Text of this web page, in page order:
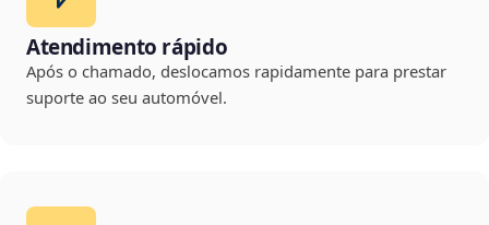
Atendimento rápido
Após o chamado, deslocamos rapidamente para prestar
suporte ao seu automóvel.